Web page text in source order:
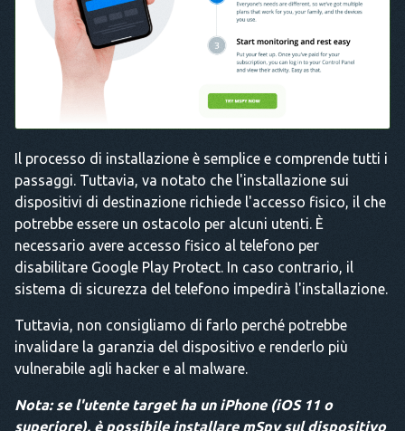
Il processo di installazione è semplice e comprende tutti i
passaggi. Tuttavia, va notato che l'installazione sui
dispositivi di destinazione richiede l'accesso fisico, il che
potrebbe essere un ostacolo per alcuni utenti. È
necessario avere accesso fisico al telefono per
disabilitare Google Play Protect. In caso contrario, il
sistema di sicurezza del telefono impedirà l'installazione.
Tuttavia, non consigliamo di farlo perché potrebbe
invalidare la garanzia del dispositivo e renderlo più
vulnerabile agli hacker e al malware.
Nota: se l'utente target ha un iPhone (iOS 11 o
superiore), è possibile installare mSpy sul dispositivo